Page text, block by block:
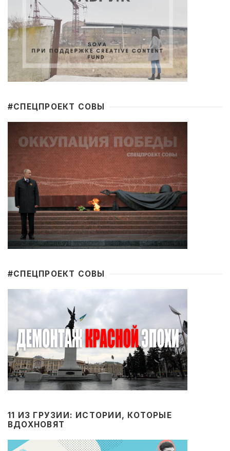
#CПЕЦПРОЕКТ СОВЫ
#CПЕЦПРОЕКТ СОВЫ
11 ИЗ ГРУЗИИ: ИСТОРИИ, КОТОРЫЕ
ВДОХНОВЯТ